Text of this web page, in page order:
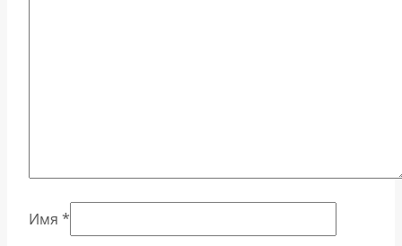
Имя *